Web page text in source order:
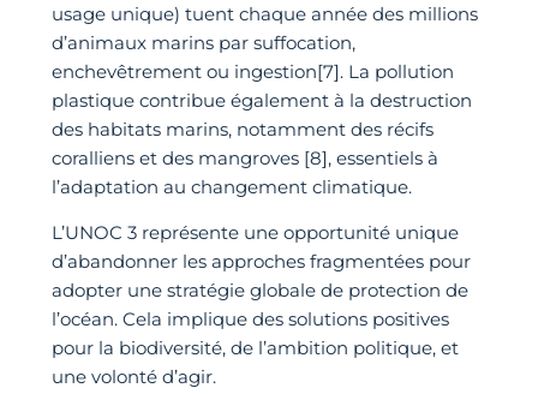
usage unique) tuent chaque année des millions
d’animaux marins par suffocation,
enchevêtrement ou ingestion[7]. La pollution
plastique contribue également à la destruction
des habitats marins, notamment des récifs
coralliens et des mangroves [8], essentiels à
l’adaptation au changement climatique.
L’UNOC 3 représente une opportunité unique
d’abandonner les approches fragmentées pour
adopter une stratégie globale de protection de
l’océan. Cela implique des solutions positives
pour la biodiversité, de l’ambition politique, et
une volonté d’agir.